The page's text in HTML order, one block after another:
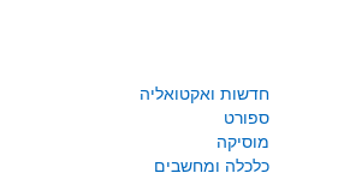
חדשות ואקטואליה
ספורט
מוסיקה
כלכלה ומחשבים